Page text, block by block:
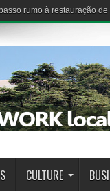
rumo à restauração
CULTURE